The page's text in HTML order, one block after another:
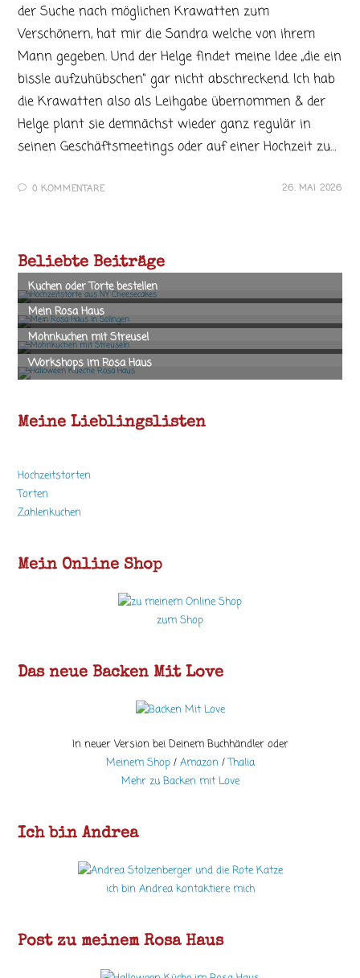
der Suche nach möglichen Krawatten zum
Verschönern, hat mir die Sandra welche von ihrem
Mann gegeben. Und der Helge findet meine Idee „die ein
bissle aufzuhübschen“ gar nicht abschreckend. Ich hab
die Krawatten also als Leihgabe übernommen & der
Helge plant sie demnächst wieder ganz regulär in
seinen Geschäftsmeetings oder auf einer Hochzeit zu…
0 KOMMENTARE 26. MAI 2026
Beliebte Beiträge
Meine Lieblingslisten
Hochzeitstorten
Torten
Zahlenkuchen
Mein Online Shop
zum Shop
Das neue Backen Mit Love
In neuer Version bei Deinem Buchhändler oder
Meinem Shop/ Amazon/Thalia
Mehr zu Backen mit Love
Ich bin Andrea
ich bin Andrea kontaktiere mich
Post zu meinem Rosa Haus